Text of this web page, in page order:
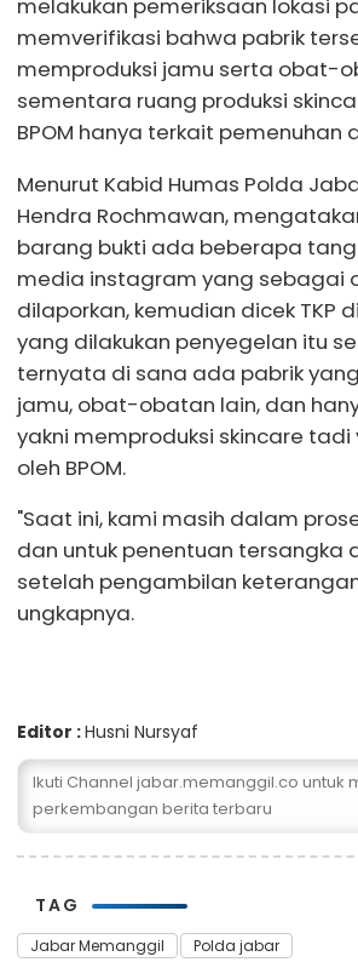
memverifikasi bahwa pabrik
memproduksi jamu serta obat-
sementara ruang produksi
BPOM hanya terkait pemenuhan
Menurut Kabid Humas Polda
Hendra Rochmawan,
barang bukti ada beberapa
media instagram yang sebagai
dilaporkan, kemudian dicek TKP
yang dilakukan penyegelan itu
ternyata di sana ada pabrik
jamu, obat-obatan lain, dan
yakni memproduksi skincare
oleh BPOM.
"Saat ini, kami masih dalam
dan untuk penentuan tersangka
setelah pengambilan
ungkapnya.
Editor :Husni Nursyaf
Ikuti Channel jabar.memanggil.co untuk
perkembangan berita terbaru
TAG
Jabar Memanggil Polda jabar